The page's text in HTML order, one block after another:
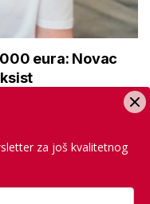
eura: Novac
za još kvalitetnog